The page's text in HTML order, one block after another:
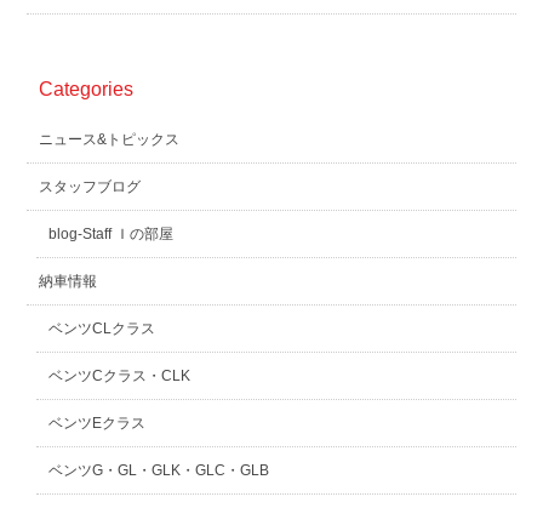
Categories
ニュース&トピックス
スタッフブログ
blog-Staff Ｉの部屋
納車情報
ベンツCLクラス
ベンツCクラス・CLK
ベンツEクラス
ベンツG・GL・GLK・GLC・GLB